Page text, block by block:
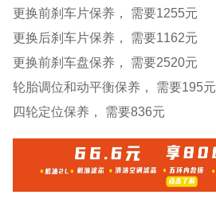
更换前刹车片保养， 需要1255元
更换后刹车片保养， 需要1162元
更换前刹车盘保养， 需要2520元
轮胎调位和动平衡保养， 需要195元
四轮定位保养， 需要836元